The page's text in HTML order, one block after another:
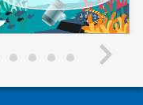
图书荐购